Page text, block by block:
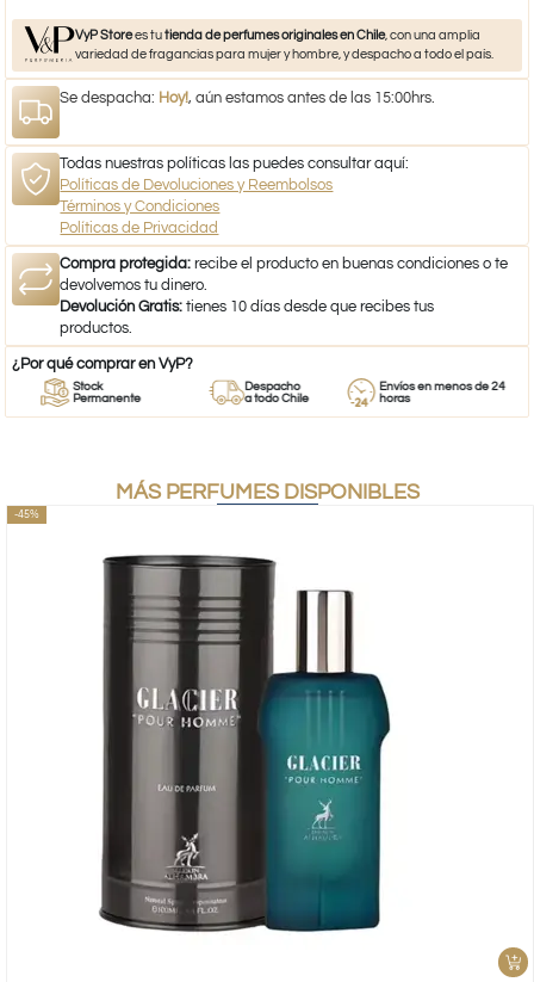
VyP Storees tutienda de perfumes originales en Chile, con una amplia
variedad de fragancias para mujer y hombre, y despacho a todo el país.
Se despacha: Hoy!, aún estamos antes de las 15:00hrs.
Todas nuestras políticas las puedes consultar aquí:
Políticas de Devoluciones y Reembolsos
Términos y Condiciones
Políticas de Privacidad
Compra protegida: recibe el producto en buenas condiciones o te
devolvemos tu dinero.
Devolución Gratis: tienes 10 días desde que recibes tus
productos.
¿Por qué comprar en VyP?
Stock
Permanente
Despacho
a todo Chile
Envíos en menos de 24
horas
MÁS PERFUMES DISPONIBLES
-45%